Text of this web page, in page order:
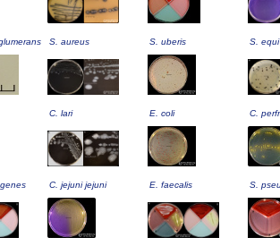
S. aureus S. uberis S.
C. lari E. coli C.
C. jejuni jejuni E. faecalis S.